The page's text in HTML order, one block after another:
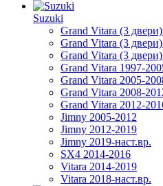
Suzuki
Grand Vitara (3
Grand Vitara (3
Grand Vitara (3
Grand Vitara 1997-
Grand Vitara 2005-
Grand Vitara 2008-
Grand Vitara 2012-
Jimny 2005-2012
Jimny 2012-2019
Jimny 2019-наст.вр.
SX4 2014-2016
Vitara 2014-2019
Vitara 2018-наст.вр.